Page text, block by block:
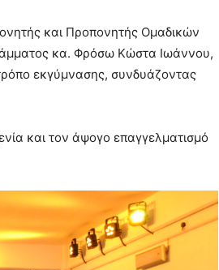
και Προπονητής Ομαδικών
κα. Φρόσω Κώστα Ιωάννου,
εκγύμνασης, συνδυάζοντας
και τον άψογο επαγγελματισμό